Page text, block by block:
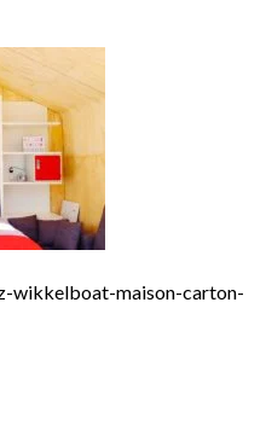
wikkelboat-maison-carton-